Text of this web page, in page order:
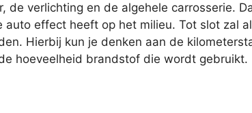
de verlichting en de algehele carrosserie.
auto effect heeft op het milieu. Tot slot zal
Hierbij kun je denken aan de
hoeveelheid brandstof die wordt gebruikt.